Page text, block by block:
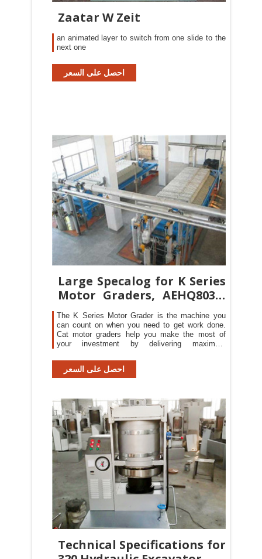
Zaatar W Zeit
an animated layer to switch from one slide to the
next one
احصل على السعر
Large Specalog for K Series
Motor Graders, AEHQ8031-
04
The K Series Motor Grader is the machine you
can count on when you need to get work done.
Cat motor graders help you make the most of
your investment by delivering maximum
احصل على السعر
Technical Specifications for